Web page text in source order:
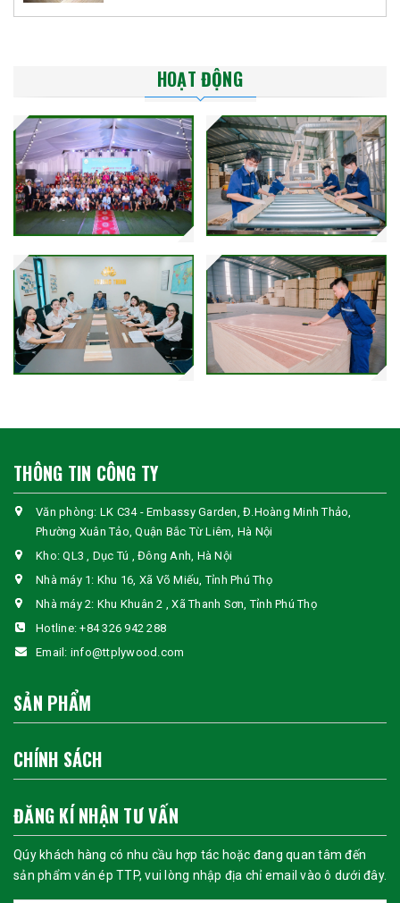
HOẠT ĐỘNG
THÔNG TIN CÔNG TY
Văn phòng: LK C34 - Embassy Garden, Đ.Hoàng Minh Thảo,
Phường Xuân Tảo, Quận Bắc Từ Liêm, Hà Nội
Kho: QL3 , Dục Tú , Đông Anh, Hà Nội
Nhà máy 1: Khu 16, Xã Võ Miếu, Tỉnh Phú Thọ
Nhà máy 2: Khu Khuân 2 , Xã Thanh Sơn, Tỉnh Phú Thọ
Hotline:+84 326 942 288
Email: info@ttplywood.com
SẢN PHẨM
CHÍNH SÁCH
ĐĂNG KÍ NHẬN TƯ VẤN
Qúy khách hàng có nhu cầu hợp tác hoặc đang quan tâm đến
sản phẩm ván ép TTP, vui lòng nhập địa chỉ email vào ô dưới đây.